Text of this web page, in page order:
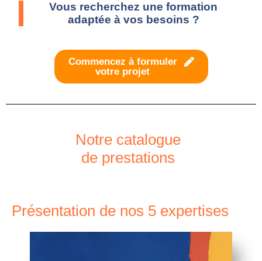
Vous recherchez une formation
adaptée à vos besoins ?
Commencez à formuler
votre projet
Notre catalogue
de prestations
Présentation de nos 5 expertises